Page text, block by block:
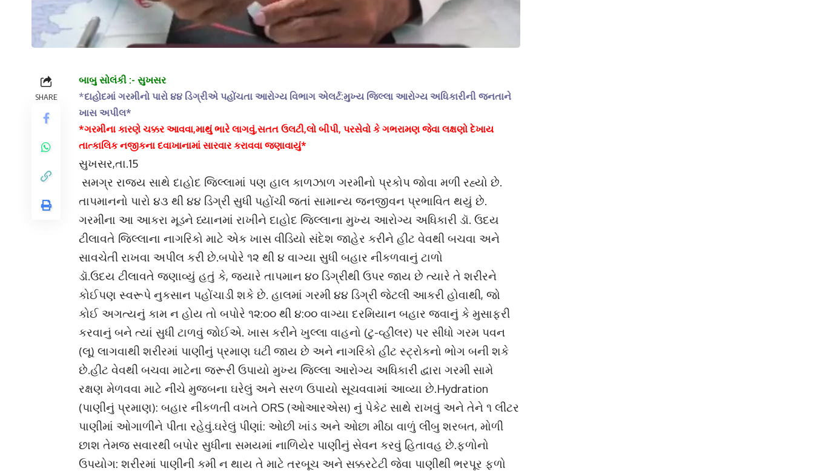
SHARE
બાબુ સોલંકી :- સુખસર
*દાહોદમાં ગરમીનો પારો ૪૪ ડિગ્રીએ પહોંચતા આરોગ્ય વિભાગ એલર્ટ:મુખ્ય જિલ્લા આરોગ્ય અધિકારીની જનતાને
ખાસ અપીલ*
*ગરમીના કારણે ચક્કર આવવા,માથું ભારે લાગવું,સતત ઉલટી,લો બીપી, પરસેવો કે ગભરામણ જેવા લક્ષણો દેખાય
તાત્કાલિક નજીકના દવાખાનામાં સારવાર કરાવવા જણાવાયું*
સુખસર,તા.15
સમગ્ર રાજ્ય સાથે દાહોદ જિલ્લામાં પણ હાલ કાળઝાળ ગરમીનો પ્રકોપ જોવા મળી રહ્યો છે.
તાપમાનનો પારો ૪૩ થી ૪૪ ડિગ્રી સુધી પહોંચી જતાં સામાન્ય જનજીવન પ્રભાવિત થયું છે.
ગરમીના આ આકરા મૂડને ધ્યાનમાં રાખીને દાહોદ જિલ્લાના મુખ્ય આરોગ્ય અધિકારી ડૉ. ઉદય
ટીલાવતે જિલ્લાના નાગરિકો માટે એક ખાસ વીડિયો સંદેશ જાહેર કરીને હીટ વેવથી બચવા અને
સાવચેતી રાખવા અપીલ કરી છે.બપોરે ૧૨ થી ૪ વાગ્યા સુધી બહાર નીકળવાનું ટાળો
ડૉ.ઉદય ટીલાવતે જણાવ્યું હતું કે, જ્યારે તાપમાન ૪૦ ડિગ્રીથી ઉપર જાય છે ત્યારે તે શરીરને
કોઈપણ સ્વરૂપે નુકસાન પહોંચાડી શકે છે. હાલમાં ગરમી ૪૪ ડિગ્રી જેટલી આકરી હોવાથી, જો
કોઈ અગત્યનું કામ ન હોય તો બપોરે ૧૨:૦૦ થી ૪:૦૦ વાગ્યા દરમિયાન બહાર જવાનું કે મુસાફરી
કરવાનું બને ત્યાં સુધી ટાળવું જોઈએ. ખાસ કરીને ખુલ્લા વાહનો (ટુ-વ્હીલર) પર સીધો ગરમ પવન
(લૂ) લાગવાથી શરીરમાં પાણીનું પ્રમાણ ઘટી જાય છે અને નાગરિકો હીટ સ્ટ્રોકનો ભોગ બની શકે
છે.હીટ વેવથી બચવા માટેના જરૂરી ઉપાયો મુખ્ય જિલ્લા આરોગ્ય અધિકારી દ્વારા ગરમી સામે
રક્ષણ મેળવવા માટે નીચે મુજબના ઘરેલું અને સરળ ઉપાયો સૂચવવામાં આવ્યા છે.Hydration
(પાણીનું પ્રમાણ): બહાર નીકળતી વખતે ORS (ઓઆરએસ) નું પેકેટ સાથે રાખવું અને તેને ૧ લીટર
પાણીમાં ઓગાળીને પીતા રહેવું.ઘરેલું પીણાં: ઓછી ખાંડ અને ઓછા મીઠા વાળું લીંબુ શરબત, મોળી
છાશ તેમજ સવારથી બપોર સુધીના સમયમાં નાળિયેર પાણીનું સેવન કરવું હિતાવહ છે.ફળોનો
ઉપયોગ: શરીરમાં પાણીની કમી ન થાય તે માટે તરબૂચ અને સક્કરટેટી જેવા પાણીથી ભરપૂર ફળો